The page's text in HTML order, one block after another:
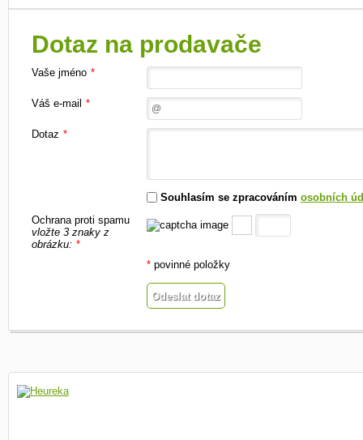
Dotaz na prodavače
Vaše jméno *
Váš e-mail *
Dotaz *
Souhlasím se zpracováním osobních
Ochrana proti spamu
vložte 3 znaky z
obrázku: *
* povinné položky